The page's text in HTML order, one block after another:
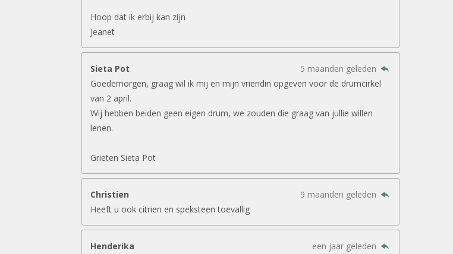
Hoop dat ik erbij kan zijn
Jeanet
Sieta Pot
5 maanden geleden
Goedemorgen, graag wil ik mij en mijn vriendin opgeven voor de drumcirkel
van 2 april.
Wij hebben beiden geen eigen drum, we zouden die graag van jullie willen
lenen.
Grieten Sieta Pot
Christien
9 maanden geleden
Heeft u ook citrien en speksteen toevallig
Henderika
een jaar geleden